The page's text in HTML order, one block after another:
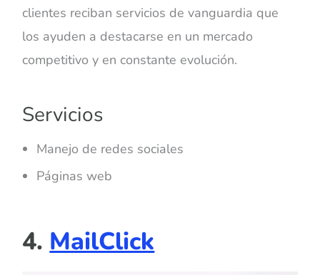
clientes reciban servicios de vanguardia que
los ayuden a destacarse en un mercado
competitivo y en constante evolución.
Servicios
Manejo de redes sociales
Páginas web
4. MailClick